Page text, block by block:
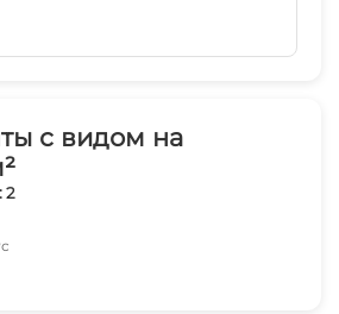
с видом на
2